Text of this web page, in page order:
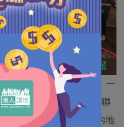
能周」活動周一（18日）一
舉行，透過香港「超級聯
的角色，推動成為連接內地